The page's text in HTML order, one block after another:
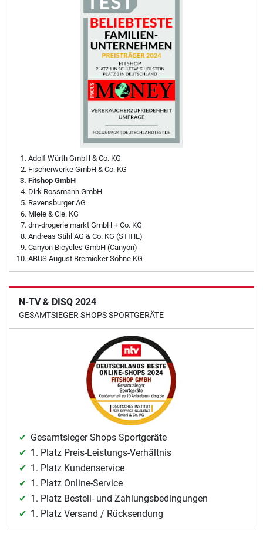
Adolf Würth GmbH & Co. KG
Fischerwerke GmbH & Co. KG
Fitshop GmbH
Dirk Rossmann GmbH
Ravensburger AG
Miele & Cie. KG
dm-drogerie markt GmbH + Co. KG
Andreas Stihl AG & Co. KG (STIHL)
Canyon Bicycles GmbH (Canyon)
ABUS August Bremicker Söhne KG
N-TV & DISQ 2024
GESAMTSIEGER SHOPS SPORTGERÄTE
Gesamtsieger Shops Sportgeräte
1. Platz Preis-Leistungs-Verhältnis
1. Platz Kundenservice
1. Platz Online-Service
1. Platz Bestell- und Zahlungsbedingungen
1. Platz Versand / Rücksendung